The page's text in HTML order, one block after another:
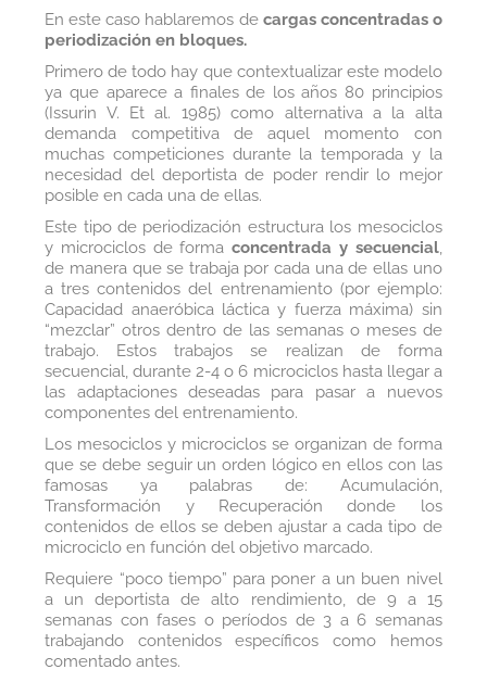
En este caso hablaremos de cargas concentradas o
periodización en bloques.
Primero de todo hay que contextualizar este modelo
ya que aparece a finales de los años 80 principios
(Issurin V. Et al. 1985) como alternativa a la alta
demanda competitiva de aquel momento con
muchas competiciones durante la temporada y la
necesidad del deportista de poder rendir lo mejor
posible en cada una de ellas.
Este tipo de periodización estructura los mesociclos
y microciclos de formaconcentrada y secuencial,
de manera que se trabaja por cada una de ellas uno
a tres contenidos del entrenamiento (por ejemplo:
Capacidad anaeróbica láctica y fuerza máxima) sin
“mezclar” otros dentro de las semanas o meses de
trabajo. Estos trabajos se realizan de forma
secuencial, durante 2-4 o 6 microciclos hasta llegar a
las adaptaciones deseadas para pasar a nuevos
componentes del entrenamiento.
Los mesociclos y microciclos se organizan de forma
que se debe seguir un orden lógico en ellos con las
famosas ya palabras de: Acumulación,
Transformación y Recuperación donde los
contenidos de ellos se deben ajustar a cada tipo de
microciclo en función del objetivo marcado.
Requiere “poco tiempo” para poner a un buen nivel
a un deportista de alto rendimiento, de 9 a 15
semanas con fases o períodos de 3 a 6 semanas
trabajando contenidos específicos como hemos
comentado antes.